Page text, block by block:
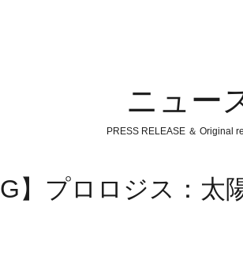
ニュー
PRESS RELEASE ＆ Original
】プロロジス：